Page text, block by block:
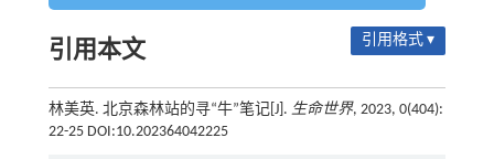
引用本文 引用格式 ▾
林美英. 北京森林站的寻“牛”笔记[J]. 生命世界, 2023, 0(404):
22-25 DOI:10.202364042225